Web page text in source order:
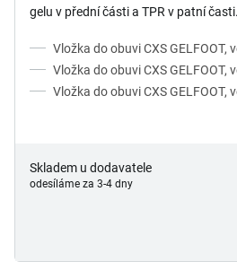
gelu v přední části a TPR v patní
Vložka do obuvi CXS GELFOOT,
Vložka do obuvi CXS GELFOOT,
Vložka do obuvi CXS GELFOOT,
Skladem u dodavatele
odesíláme za 3-4 dny